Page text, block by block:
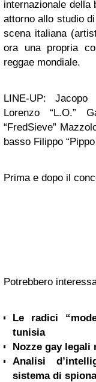
internazionale della
attorno allo studio
scena italiana
ora una propria
reggae mondiale.
LINE-UP:
Lorenzo “L.O.”
“FredSieve”
basso Filippo
Prima e dopo il
Potrebbero
Le radici
tunisia
Nozze gay legali
Analisi
sistema di